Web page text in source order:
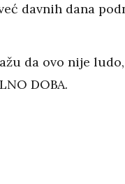
davnih dana
da ovo nije
DOBA.